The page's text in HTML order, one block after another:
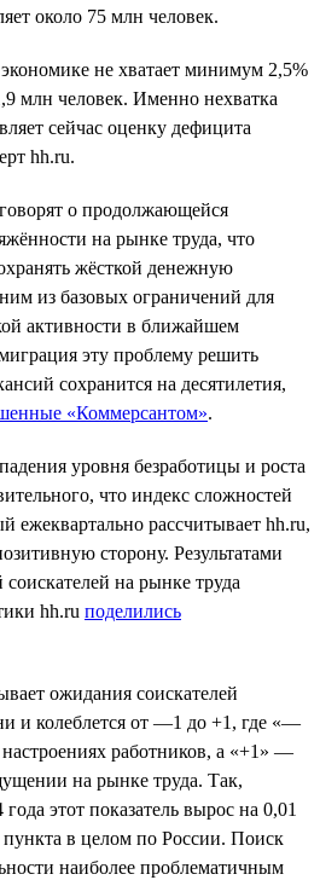
около 75 млн человек.
не хватает минимум 2,5%
млн человек. Именно нехватка
сейчас оценку дефицита
hh.ru.
о продолжающейся
на рынке труда, что
жёсткой денежную
из базовых ограничений для
активности в ближайшем
эту проблему решить
сохранится на десятилетия,
«Коммерсантом».
уровня безработицы и роста
что индекс сложностей
ежеквартально рассчитывает hh.ru,
сторону. Результатами
на рынке труда
hh.ru поделились
ожидания соискателей
и колеблется от —1 до +1, где «—
работников, а «+1» —
на рынке труда. Так,
этот показатель вырос на 0,01
в целом по России. Поиск
наиболее проблематичным